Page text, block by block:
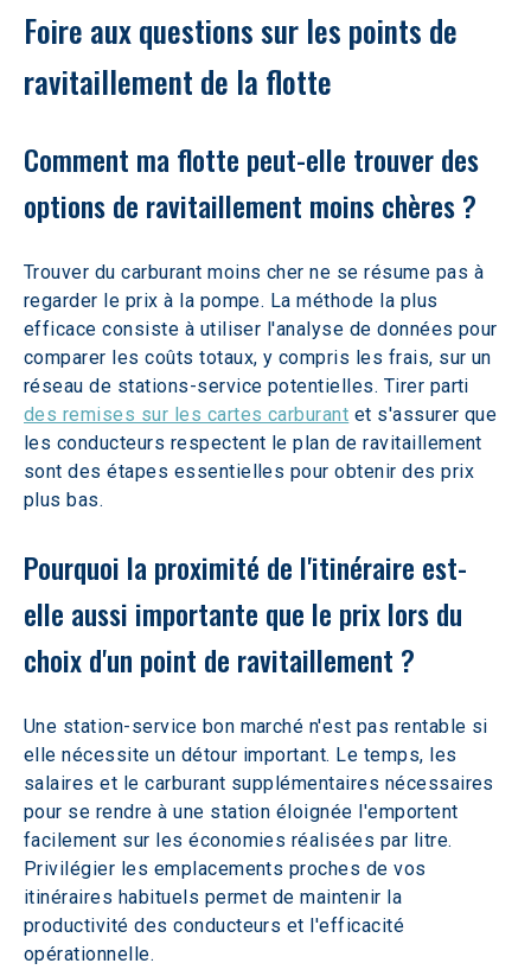
Foire aux questions sur les points de
ravitaillement de la flotte
Comment ma flotte peut-elle trouver des
options de ravitaillement moins chères ?
Trouver du carburant moins cher ne se résume pas à
regarder le prix à la pompe. La méthode la plus
efficace consiste à utiliser l'analyse de données pour
comparer les coûts totaux, y compris les frais, sur un
réseau de stations-service potentielles. Tirer parti
des remises sur les cartes carburant et s'assurer que
les conducteurs respectent le plan de ravitaillement
sont des étapes essentielles pour obtenir des prix
plus bas.
Pourquoi la proximité de l'itinéraire est-
elle aussi importante que le prix lors du
choix d'un point de ravitaillement ?
Une station-service bon marché n'est pas rentable si
elle nécessite un détour important. Le temps, les
salaires et le carburant supplémentaires nécessaires
pour se rendre à une station éloignée l'emportent
facilement sur les économies réalisées par litre.
Privilégier les emplacements proches de vos
itinéraires habituels permet de maintenir la
productivité des conducteurs et l'efficacité
opérationnelle.